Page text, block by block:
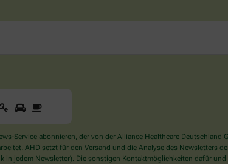
Sind
Sie
1 2
Service abonnieren, der von der Alliance Healthcare
AHD setzt für den Versand und die Analyse des Newsletters
in jedem Newsletter). Die sonstigen Kontaktmöglichkeiten dafür